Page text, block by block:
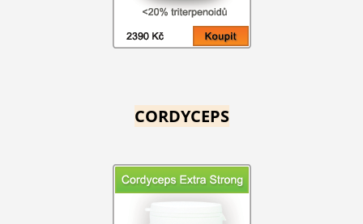
CORDYCEPS